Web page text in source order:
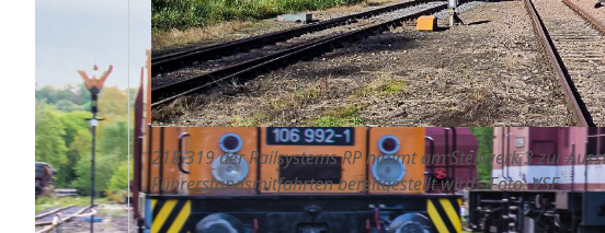
218 319 der Railsystems RP nimmt am Stellwerk 3 zur
Führerstandsmitfahrten bereitgestellt wird - Foto: VSE